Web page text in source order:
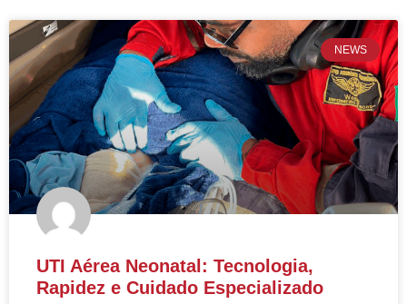
NEWS
UTI Aérea Neonatal: Tecnologia,
Rapidez e Cuidado Especializado